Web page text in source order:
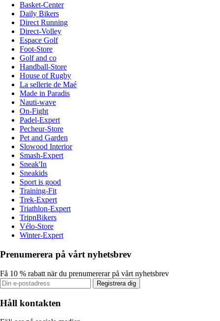
Basket-Center
Daily Bikers
Direct Running
Direct-Volley
Espace Golf
Foot-Store
Golf and co
Handball-Store
House of Rugby
La sellerie de Maé
Made in Paradis
Nauti-wave
On-Fight
Padel-Expert
Pecheur-Store
Pet and Garden
Slowood Interior
Smash-Expert
Sneak'In
Sneakids
Sport is good
Training-Fit
Trek-Expert
Triathlon-Expert
TripnBikers
Vélo-Store
Winter-Expert
Prenumerera på vårt nyhetsbrev
Få 10 % rabatt när du prenumererar på vårt nyhetsbrev
Registrera dig
Håll kontakten